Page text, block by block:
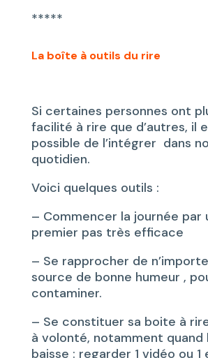
*****
La boîte à outils du rire
Si certaines personnes ont
facilité à rire que d’autres, il
possible de l’intégrer dans
quotidien.
Voici quelques outils :
– Commencer la journée par
premier pas très efficace
– Se rapprocher de
source de bonne humeur ,
contaminer.
– Se constituer sa boite à
à volonté, notamment quand
baisse : regarder 1 vidéo ou 1